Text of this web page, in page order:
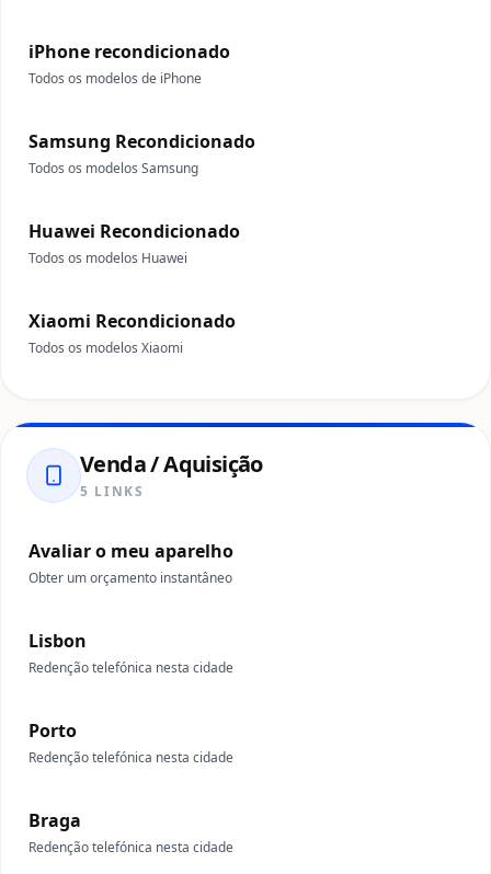
iPhone recondicionado
Todos os modelos de iPhone
Samsung Recondicionado
Todos os modelos Samsung
Huawei Recondicionado
Todos os modelos Huawei
Xiaomi Recondicionado
Todos os modelos Xiaomi
Venda / Aquisição
5 LINKS
Avaliar o meu aparelho
Obter um orçamento instantâneo
Lisbon
Redenção telefónica nesta cidade
Porto
Redenção telefónica nesta cidade
Braga
Redenção telefónica nesta cidade